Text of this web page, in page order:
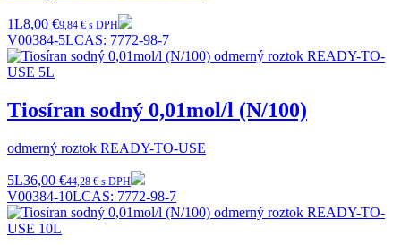
1L8,00 €9,84 € s DPH
V00384-5LCAS: 7772-98-7
Tiosíran sodný 0,01mol/l (N/100)
odmerný roztok READY-TO-USE
5L36,00 €44,28 € s DPH
V00384-10LCAS: 7772-98-7